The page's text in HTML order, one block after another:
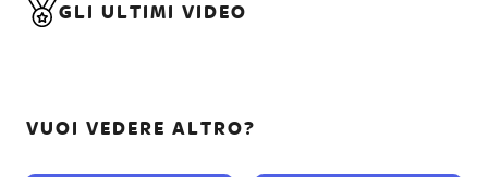
GLI ULTIMI VIDEO
VUOI VEDERE ALTRO?